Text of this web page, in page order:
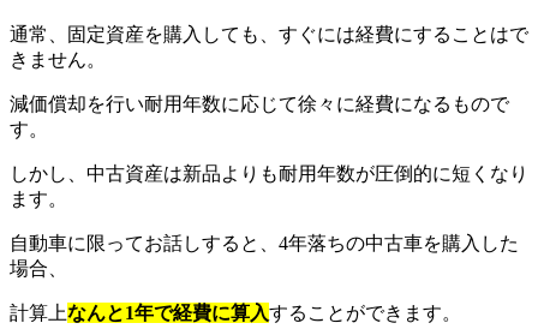
通常、固定資産を購入しても、すぐには経費にすることはで
きません。
減価償却を行い耐用年数に応じて徐々に経費になるもので
す。
しかし、中古資産は新品よりも耐用年数が圧倒的に短くなり
ます。
自動車に限ってお話しすると、4年落ちの中古車を購入した
場合、
計算上なんと1年で経費に算入することができます。